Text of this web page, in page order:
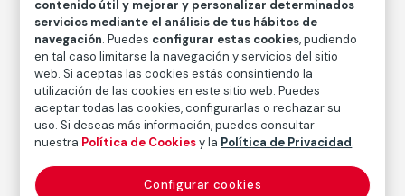
Medidas papel: 51 × 61 cm
Inventario
FM000364
Fecha
1998/2006
Inscripción/Leyenda
Firmado, titulado, fechado y numerado a lápiz en el
reverso 5/50
contenido útil y mejorar y personalizar determinados
servicios mediante el análisis de tus hábitos de
navegación. Puedes configurar estas cookies, pudiendo
en tal caso limitarse la navegación y servicios del sitio
web. Si aceptas las cookies estás consintiendo la
utilización de las cookies en este sitio web. Puedes
aceptar todas las cookies, configurarlas o rechazar su
uso. Si deseas más información, puedes consultar
nuestra Política de Cookiesy la Política de Privacidad.
Configurar cookies